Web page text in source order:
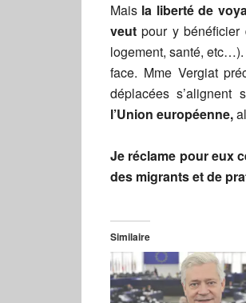
Mais la liberté de
veut pour y bénéficier
logement, santé,
face. Mme Vergiat
déplacées s’alignent
l’Union européenne,
Je réclame pour eux
des migrants et de
Similaire